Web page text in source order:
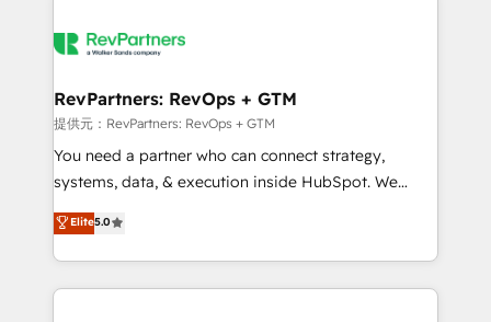
winning design to build scalable, globally
marketing campaigns, & RevOps frameworks that
fuel long-term success We connect the entire
customer lifecycle through seamless integrations,
ensure long-term adoption with change-
and service to drive sustainable growth With 6 key
HubSpot accreditations and experience across
RevPartners: RevOps + GTM
提供元：RevPartners: RevOps + GTM
You need a partner who can connect strategy,
systems, data, & execution inside HubSpot. We
bridge the gap where most agencies fall short by
combining GTM strategy with technical execution to
solve the right problem with the right solution. As the
only firm in the world to hold Elite Partner
Elite5.0